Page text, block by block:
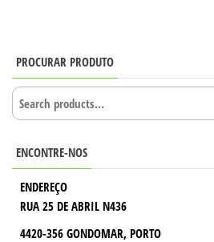
PROCURAR PRODUTO
ENCONTRE-NOS
ENDEREÇO
RUA 25 DE ABRIL N436
4420-356 GONDOMAR, PORTO